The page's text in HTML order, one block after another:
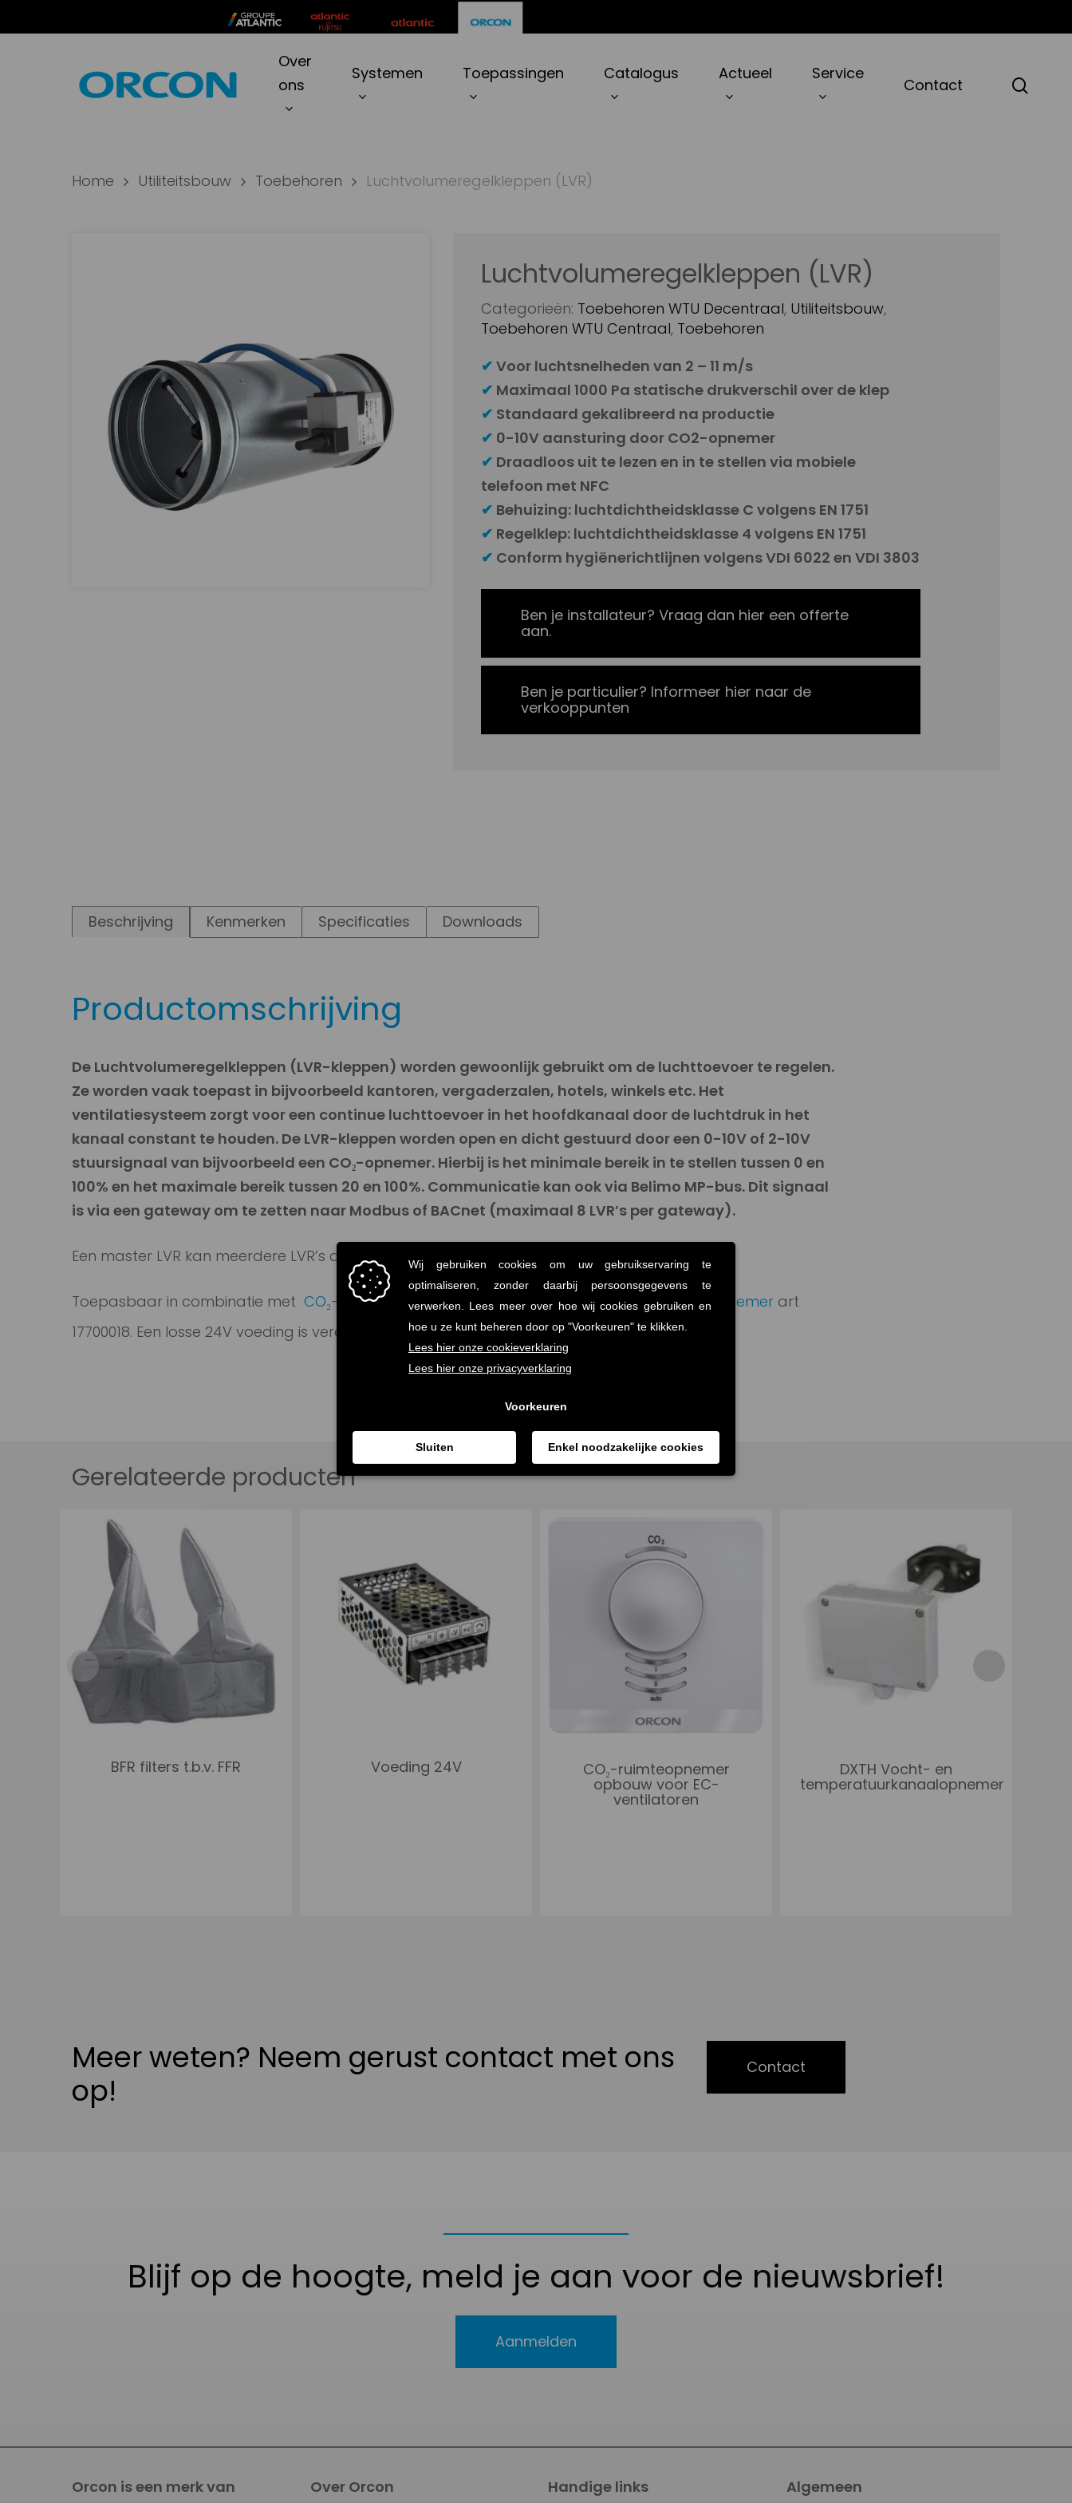
to
Producten
Over
ons
Systemen Toepassingen Catalogus Actueel Service
Contact
Home Utiliteitsbouw Toebehoren Luchtvolumeregelkleppen (LVR)
Luchtvolumeregelkleppen (LVR)
Categorieën: Toebehoren WTU Decentraal, Utiliteitsbouw,
Toebehoren WTU Centraal, Toebehoren
✔ Voor luchtsnelheden van 2 – 11 m/s
✔ Maximaal 1000 Pa statische drukverschil over de klep
✔ Standaard gekalibreerd na productie
✔ 0-10V aansturing door CO2-opnemer
✔ Draadloos uit te lezen en in te stellen via mobiele
telefoon met NFC
✔ Behuizing: luchtdichtheidsklasse C volgens EN 1751
✔ Regelklep: luchtdichtheidsklasse 4 volgens EN 1751
✔ Conform hygiënerichtlijnen volgens VDI 6022 en VDI 3803
Ben je installateur? Vraag dan hier een offerte
aan.
Ben je particulier? Informeer hier naar de
verkooppunten
Beschrijving Kenmerken Specificaties Downloads
Productomschrijving
De Luchtvolumeregelkleppen (LVR-kleppen) worden gewoonlijk gebruikt om de luchttoevoer te regelen.
Ze worden vaak toepast in bijvoorbeeld kantoren, vergaderzalen, hotels, winkels etc. Het
ventilatiesysteem zorgt voor een continue luchttoevoer in het hoofdkanaal door de luchtdruk in het
kanaal constant te houden. De LVR-kleppen worden open en dicht gestuurd door een 0-10V of 2-10V
stuursignaal van bijvoorbeeld een CO₂-opnemer. Hierbij is het minimale bereik in te stellen tussen 0 en
100% en het maximale bereik tussen 20 en 100%. Communicatie kan ook via Belimo MP-bus. Dit signaal
is via een gateway om te zetten naar Modbus of BACnet (maximaal 8 LVR’s per gateway).
Een master LVR kan meerdere LVR’s als slave aansturen.
Toepasbaar in combinatie met CO₂-ruimteopnemer inbouwart 17700048 ofCO₂-kanaalopnemer art
17700018. Een losse 24V voeding is vereist.
Gerelateerde producten
BFR filters t.b.v. FFR Voeding 24V CO₂-ruimteopnemer
opbouw voor EC-
ventilatoren
DXTH Vocht- en
temperatuurkanaalopnemer
Meer weten? Neem gerust contact met ons
op!
Contact
Blijf op de hoogte, meld je aan voor de nieuwsbrief!
Aanmelden
Orcon is een merk van Over Orcon Handige links Algemeen